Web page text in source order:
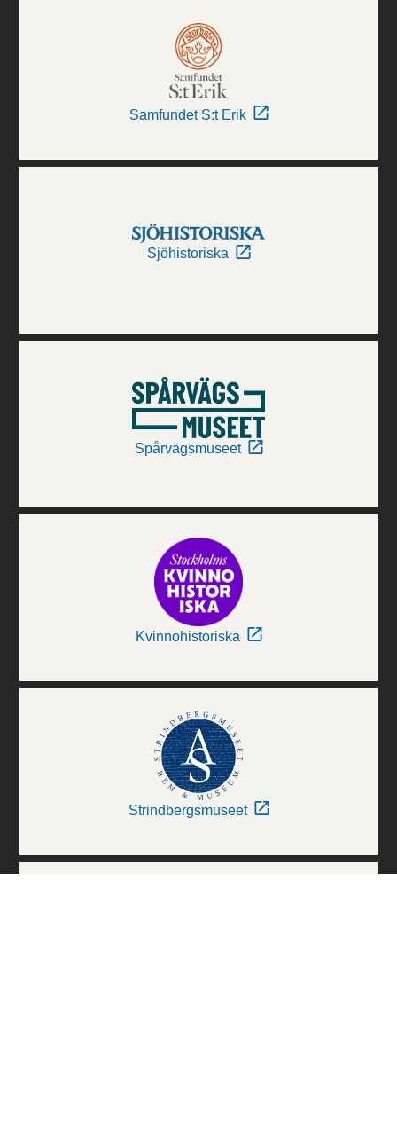
Samfundet S:t Erik
Sjöhistoriska
Spårvägsmuseet
Kvinnohistoriska
Strindbergsmuseet